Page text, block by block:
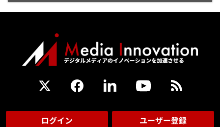
ログイン ユーザー登録